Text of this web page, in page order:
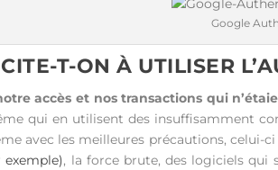
Google
T-ON À UTILISER
accès et nos transactions qui
qui en utilisent des insuffisamment
avec les meilleures précautions,
, la force brute, des logiciels qui